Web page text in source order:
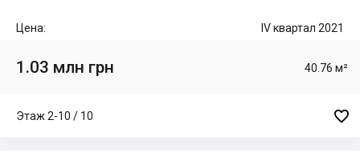
Цена: IV квартал 2021
1.03 млн грн 40.76 м²
Этаж 2-10 / 10 